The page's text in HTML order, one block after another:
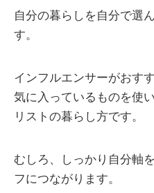
自分の暮らしを自分で選
す。
インフルエンサーがおす
気に入っているものを使
リストの暮らし方です。
むしろ、しっかり自分軸
フにつながります。